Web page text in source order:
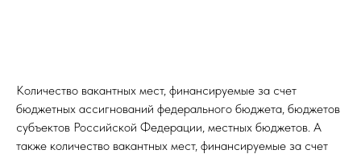
Количество вакантных мест, финансируемые за счет
бюджетных ассигнований федерального бюджета, бюджетов
субъектов Российской Федерации, местных бюджетов. А
также количество вакантных мест, финансируемые за счет